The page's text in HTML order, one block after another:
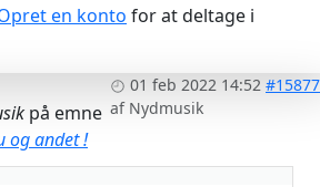
en konto for at deltage i
01 feb 2022 14:52 #15877
af Nydmusik
på emne
og andet !